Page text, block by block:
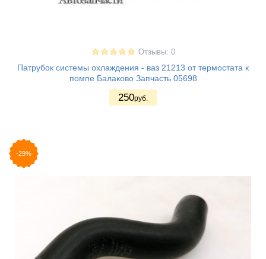
Отзывы: 0
Патрубок системы охлаждения - ваз 21213 от термостата к
помпе Балаково Запчасть 05698
250руб.
-29%